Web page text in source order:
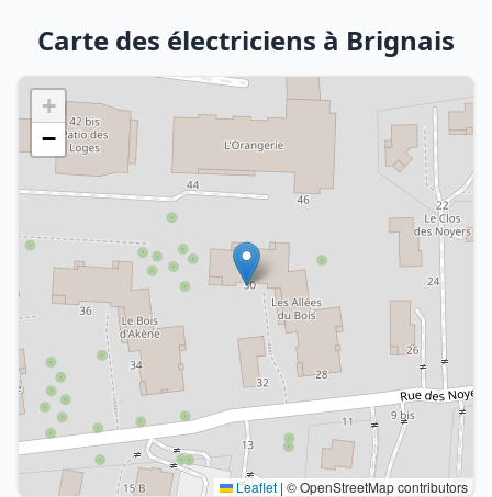
Carte des électriciens à Brignais
+
−
Leaflet | © OpenStreetMap contributors